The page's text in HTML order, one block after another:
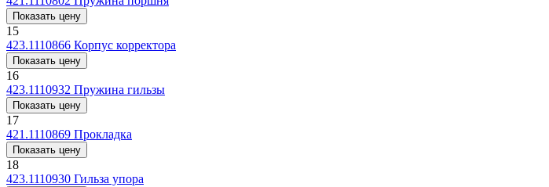
Показать цену
15
423.1110866 Корпус корректора
Показать цену
16
423.1110932 Пружина гильзы
Показать цену
17
421.1110869 Прокладка
Показать цену
18
423.1110930 Гильза упора